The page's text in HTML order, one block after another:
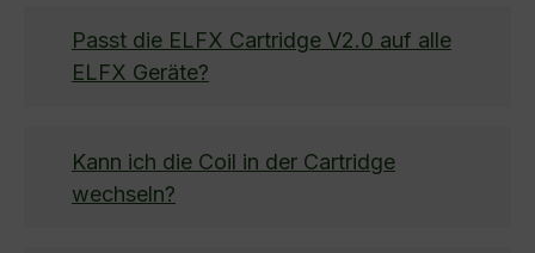
Passt die ELFX Cartridge V2.0 auf alle
ELFX Geräte?
Kann ich die Coil in der Cartridge
wechseln?